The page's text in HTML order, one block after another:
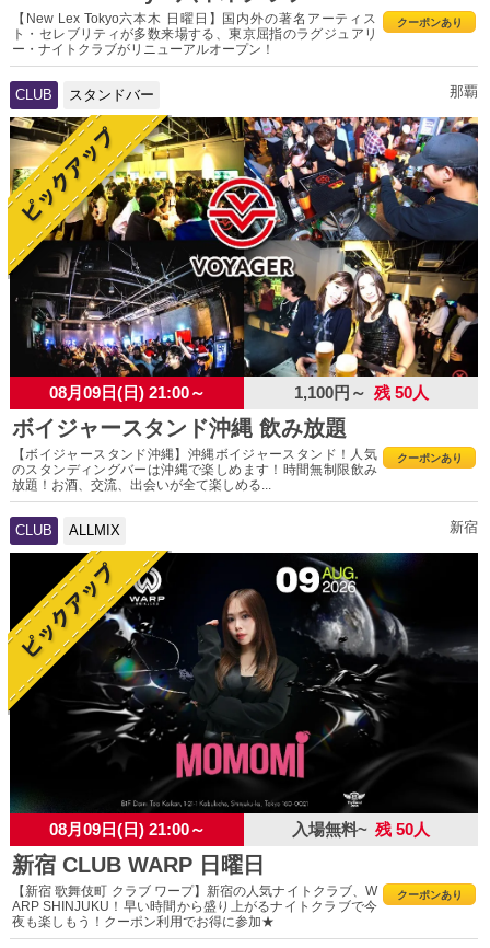
クーポンあり
【New Lex Tokyo六本木 日曜日】国内外の著名アーティス
ト・セレブリティが多数来場する、東京屈指のラグジュアリ
ー・ナイトクラブがリニューアルオープン！
CLUB スタンドバー 那覇
08月09日(日) 21:00～ 1,100円～ 残 50人
ボイジャースタンド沖縄 飲み放題
クーポンあり
【ボイジャースタンド沖縄】沖縄ボイジャースタンド！人気
のスタンディングバーは沖縄で楽しめます！時間無制限飲み
放題！お酒、交流、出会いが全て楽しめる...
CLUB ALLMIX 新宿
08月09日(日) 21:00～ 入場無料~ 残 50人
新宿 CLUB WARP 日曜日
クーポンあり
【新宿 歌舞伎町 クラブ ワープ】新宿の人気ナイトクラブ、W
ARP SHINJUKU！早い時間から盛り上がるナイトクラブで今
夜も楽しもう！クーポン利用でお得に参加★